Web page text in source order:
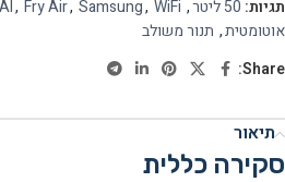
תגיות: 50 ליטר ,
, Fry Air, Samsung, WiFi
אוטומטית, תנור משולב
Share:
תיאור
סקירה כללית